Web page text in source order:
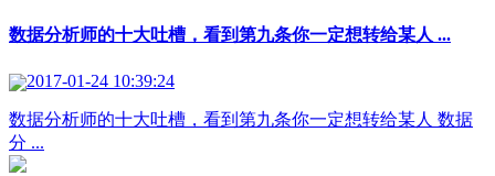
数据分析师的十大吐槽，看到第九条你一定想转给某人 ...
2017-01-24 10:39:24
数据分析师的十大吐槽，看到第九条你一定想转给某人 数据
分 ...